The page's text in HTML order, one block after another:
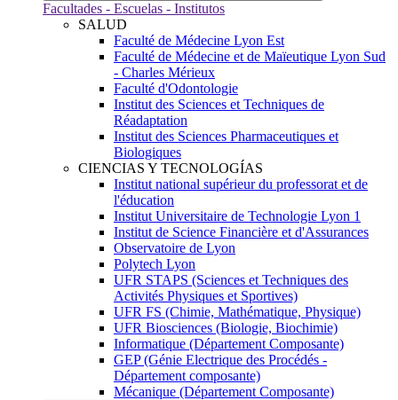
Facultades - Escuelas - Institutos
SALUD
Faculté de Médecine Lyon Est
Faculté de Médecine et de Maïeutique Lyon Sud
- Charles Mérieux
Faculté d'Odontologie
Institut des Sciences et Techniques de
Réadaptation
Institut des Sciences Pharmaceutiques et
Biologiques
CIENCIAS Y TECNOLOGÍAS
Institut national supérieur du professorat et de
l'éducation
Institut Universitaire de Technologie Lyon 1
Institut de Science Financière et d'Assurances
Observatoire de Lyon
Polytech Lyon
UFR STAPS (Sciences et Techniques des
Activités Physiques et Sportives)
UFR FS (Chimie, Mathématique, Physique)
UFR Biosciences (Biologie, Biochimie)
Informatique (Département Composante)
GEP (Génie Electrique des Procédés -
Département composante)
Mécanique (Département Composante)